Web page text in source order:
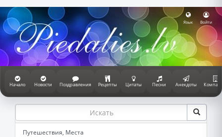
Язык Войти
Начало Новости Поздравления Рецепты Цитаты Песни Анекдоты
Путешествия, Места